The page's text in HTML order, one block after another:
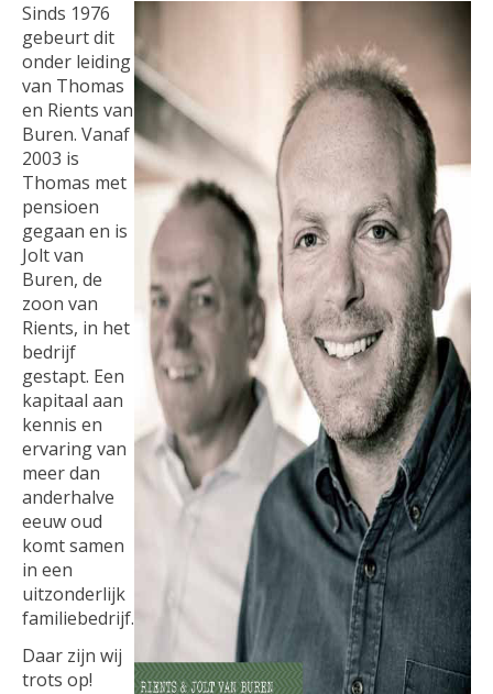
Sinds 1976
gebeurt dit
onder leiding
van Thomas
en Rients van
Buren. Vanaf
2003 is
Thomas met
pensioen
gegaan en is
Jolt van
Buren, de
zoon van
Rients, in het
bedrijf
gestapt. Een
kapitaal aan
kennis en
ervaring van
meer dan
anderhalve
eeuw oud
komt samen
in een
uitzonderlijk
familiebedrijf.
Daar zijn wij
trots op!